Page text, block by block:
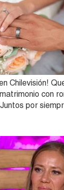
Chilevisión!
con
por